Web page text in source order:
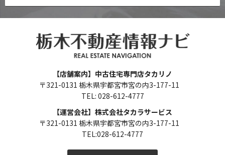
【店舗案内】中古住宅専門店タカリノ
〒321-0131 栃木県宇都宮市宮の内3-177-11
TEL: 028-612-4777
【運営会社】株式会社タカラサービス
〒321-0131 栃木県宇都宮市宮の内3-177-11
TEL:028-612-4777